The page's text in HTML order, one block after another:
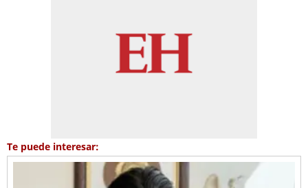
Te puede interesar: